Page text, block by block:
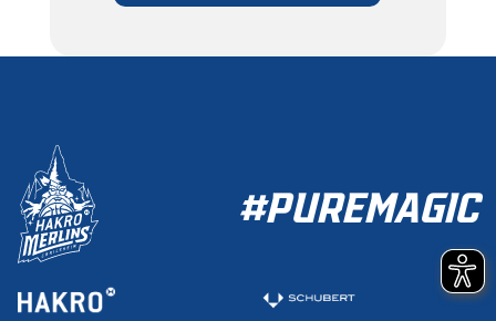
#PUREMAGIC